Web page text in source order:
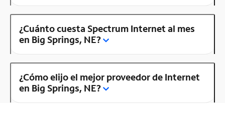
¿Cuánto cuesta Spectrum Internet al mes
en Big Springs, NE?
¿Cómo elijo el mejor proveedor de Internet
en Big Springs, NE?